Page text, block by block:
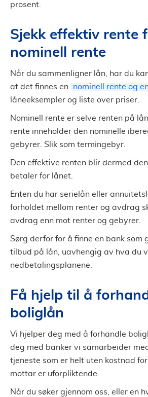
prosent.
Sjekk effektiv rente
nominell rente
Når du sammenligner lån, har du
at det finnes en
nominell rente og
låneeksempler og liste over priser.
Nominell rente er selve renten på
rente inneholder den nominelle
gebyrer. Slik som termingebyr.
Den effektive renten blir dermed
betaler for lånet.
Enten du har serielån eller
forholdet mellom renter og avdrag
avdrag enn mot renter og gebyrer.
Sørg derfor for å finne en bank som
tilbud på lån, uavhengig av hva du
nedbetalingsplanene.
Få hjelp til å
boliglån
Vi hjelper deg med å forhandle
deg med banker vi samarbeider
tjeneste som er helt uten kostnad
mottar er uforpliktende.
Når du søker gjennom oss, eller en